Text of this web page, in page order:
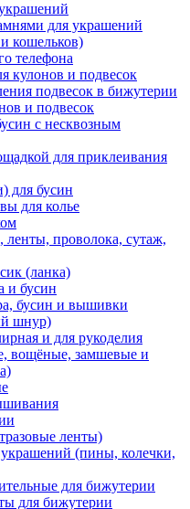
для украшений
кошельков)
телефона
кулонов и подвесок
подвесок в бижутерии
и подвесок
с несквозным
для приклеивания
для бусин
для колье
проволока, сутаж,
(ланка)
и бусин
бусин и вышивки
шнур)
и для рукоделия
вощёные, замшевые и
ленты)
(пины, колечки,
для бижутерии
для бижутерии